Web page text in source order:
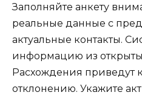
Заполняйте анкету
реальные данные с
актуальные контакты.
информацию из
Расхождения приведут
отклонению. Укажите